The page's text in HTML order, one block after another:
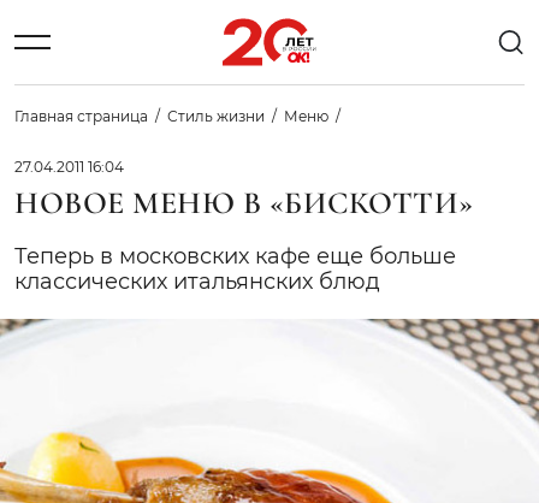
Главная страница Стиль жизни Меню
27.04.2011 16:04
НОВОЕ МЕНЮ В «БИСКОТТИ»
Теперь в московских кафе еще больше
классических итальянских блюд